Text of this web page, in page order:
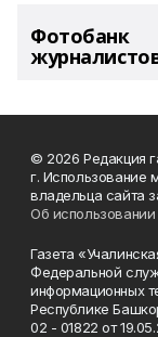
Фотобанк
© 2026 Редакция
г. Использование
владельца сайта
Об
Газета
Федеральной
информационных
Республике
02 - 01822 от